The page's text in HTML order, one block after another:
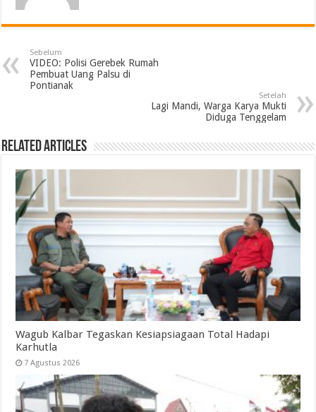
Sebelum
VIDEO: Polisi Gerebek Rumah
Pembuat Uang Palsu di
Pontianak
Setelah
Lagi Mandi, Warga Karya Mukti
Diduga Tenggelam
Related Articles
Wagub Kalbar Tegaskan Kesiapsiagaan Total Hadapi
Karhutla
7 Agustus 2026